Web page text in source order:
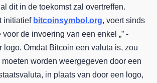
dit in de toekomst zal overtreffen.
initiatief bitcoinsymbol.org, voert sinds
de invoering van een enkel „” -
logo. Omdat Bitcoin een valuta is, zou
worden weergegeven door een
in plaats van door een logo,